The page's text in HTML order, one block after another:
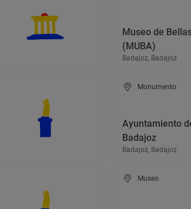
Museo de
(MUBA)
Badajoz, Badajoz
Monumento
Ayuntamiento
Badajoz
Badajoz, Badajoz
Museo